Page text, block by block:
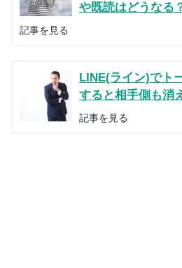
や既読はどうなる
記事を見る
LINE(ライン)でト
すると相手側も消
記事を見る